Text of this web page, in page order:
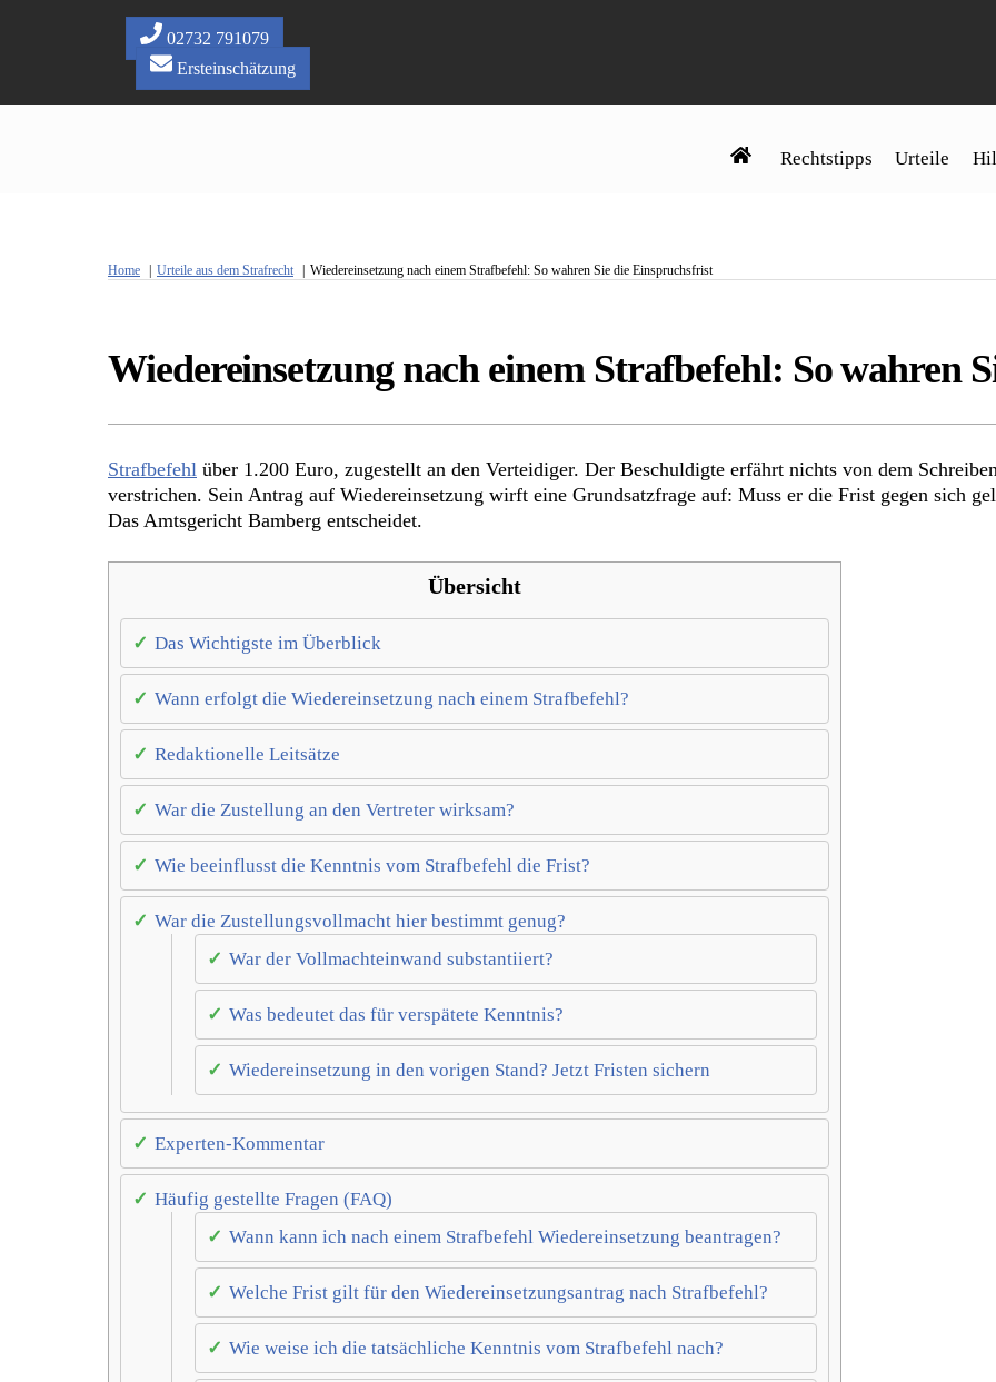
02732 791079
Ersteinschätzung
Rechtstipps Urteile
Home Urteile aus dem Strafrecht Wiedereinsetzung nach einem Strafbefehl: So wahren Sie die Einspruchsfrist
Wiedereinsetzung nach einem Strafbefehl: So wahren
Strafbefehl über 1.200 Euro, zugestellt an den Verteidiger. Der Beschuldigte erfährt nichts von dem
verstrichen. Sein Antrag auf Wiedereinsetzung wirft eine Grundsatzfrage auf: Muss er die Frist gegen sich
Das Amtsgericht Bamberg entscheidet.
Übersicht
Das Wichtigste im Überblick
Wann erfolgt die Wiedereinsetzung nach einem Strafbefehl?
Redaktionelle Leitsätze
War die Zustellung an den Vertreter wirksam?
Wie beeinflusst die Kenntnis vom Strafbefehl die Frist?
War die Zustellungsvollmacht hier bestimmt genug?
War der Vollmachteinwand substantiiert?
Was bedeutet das für verspätete Kenntnis?
Wiedereinsetzung in den vorigen Stand? Jetzt Fristen sichern
Experten-Kommentar
Häufig gestellte Fragen (FAQ)
Wann kann ich nach einem Strafbefehl Wiedereinsetzung beantragen?
Welche Frist gilt für den Wiedereinsetzungsantrag nach Strafbefehl?
Wie weise ich die tatsächliche Kenntnis vom Strafbefehl nach?